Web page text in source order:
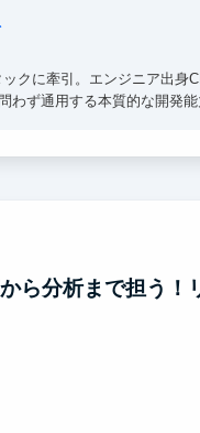
クに牽引。エンジニア出身
わず通用する本質的な開発能
ィスに来るだけで視座が高
等のトップ企業へ内定してい
ら分析まで担う